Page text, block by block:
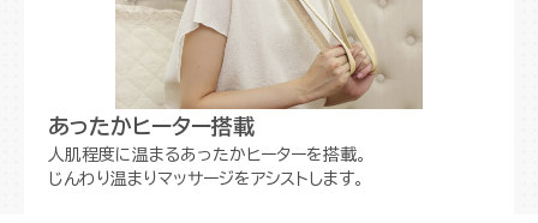
あったかヒーター搭載
人肌程度に温まるあったかヒーターを搭載。
じんわり温まりマッサージをアシストします。